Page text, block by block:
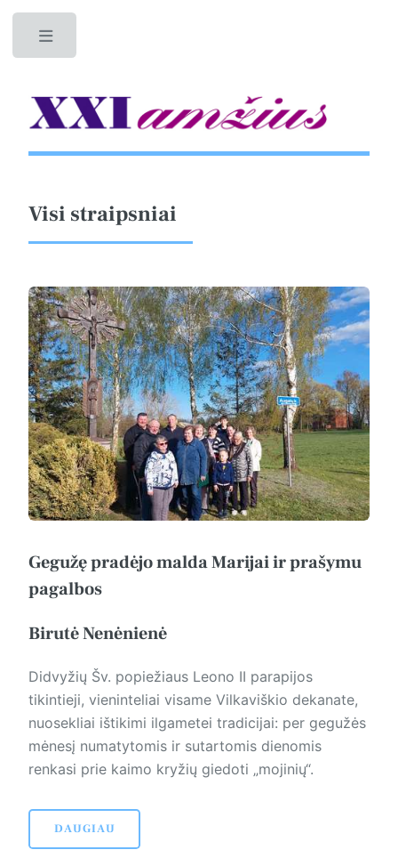
Visi straipsniai
Gegužę pradėjo malda Marijai ir prašymu
pagalbos
Birutė Nenėnienė
Didvyžių Šv. popiežiaus Leono II parapijos
tikintieji, vieninteliai visame Vilkaviškio dekanate,
nuosekliai ištikimi ilgametei tradicijai: per gegužės
mėnesį numatytomis ir sutartomis dienomis
renkasi prie kaimo kryžių giedoti „mojinių“.
DAUGIAU